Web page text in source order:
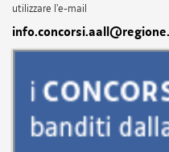
utilizzare l'e-mail